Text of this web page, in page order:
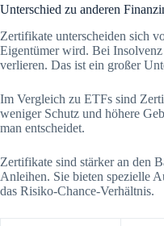
Unterschied zu anderen
Zertifikate unterscheiden sich
Eigentümer wird. Bei
verlieren. Das ist ein großer
Im Vergleich zu ETFs sind
weniger Schutz und höhere
man entscheidet.
Zertifikate sind stärker an den
Anleihen. Sie bieten spezielle
das Risiko-Chance-Verhältnis.